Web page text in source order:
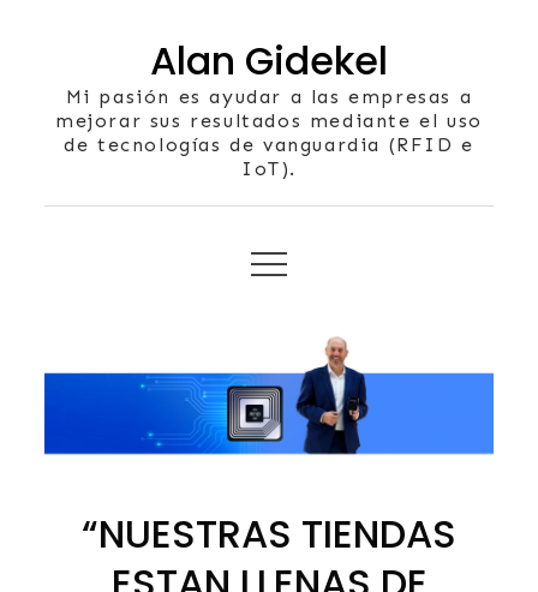
Alan Gidekel
Mi pasión es ayudar a las empresas a
mejorar sus resultados mediante el uso
de tecnologías de vanguardia (RFID e
IoT).
“NUESTRAS TIENDAS